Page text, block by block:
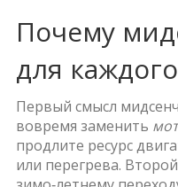
Почему
для
Первый смысл
вовремя заменить
продлите ресурс
или перегрева.